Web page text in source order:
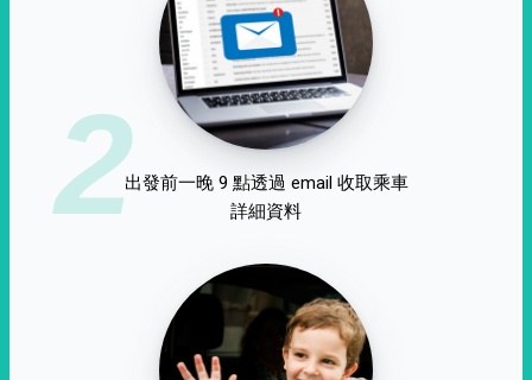
2出發前一晚 9 點透過 email 收取乘車
詳細資料